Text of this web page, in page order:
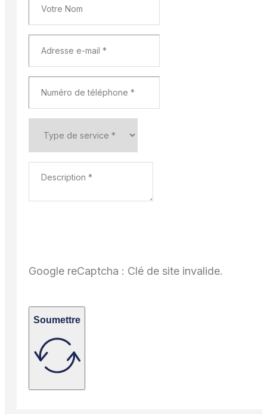
Google reCaptcha : Clé de site invalide.
Soumettre